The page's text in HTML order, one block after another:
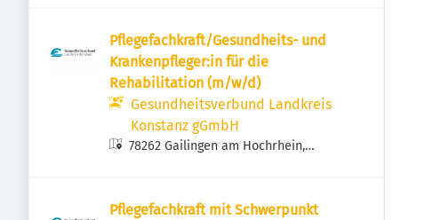
Pflegefachkraft/Gesundheits- und
Krankenpfleger:in für die
Rehabilitation (m/w/d)
Gesundheitsverbund Landkreis
Konstanz gGmbH
78262 Gailingen am Hochrhein,
Pflegefachkraft mit Schwerpunkt